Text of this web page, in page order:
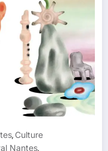
, Culture
Nantes,